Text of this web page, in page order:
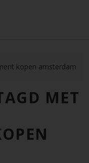
kopen amsterdam
MET